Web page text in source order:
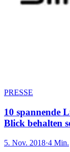
PRESSE
10 spannende
Blick behalten
5. Nov. 2018·4 Min.